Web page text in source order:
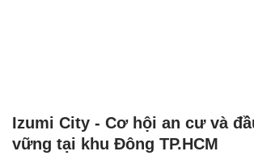
Izumi City - Cơ hội an cư và
vững tại khu Đông TP.HCM